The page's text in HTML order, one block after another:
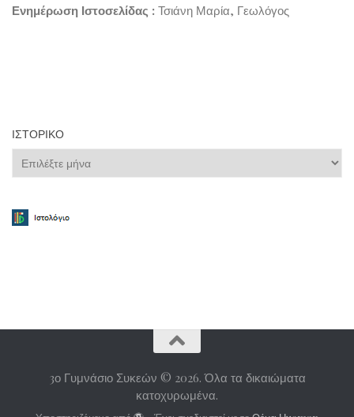
Ενημέρωση Ιστοσελίδας : Τσιάνη Μαρία, Γεωλόγος
ΙΣΤΟΡΙΚΌ
Ιστορικό
3ο Γυμνάσιο Συκεών © 2026. Όλα τα δικαιώματα
κατοχυρωμένα.